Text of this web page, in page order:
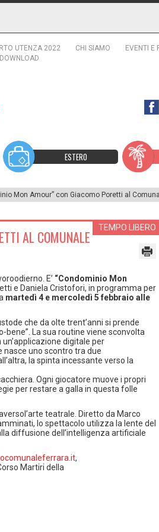
UTENZA 2022 CHI SIAMO
EVENTI E
DOWNLOAD
ESTERO
Mon Amour” con Giacomo Poretti al
TEMPO LIBERO
AL COMUNALE
E’ “Condominio Mon
e Daniela Cristofori, in programma per
martedì 4 e mercoledì 5 febbraio alle
che da olte trent’anni si prende
bene”. La sua routine viene sconvolta
digitale per
nasce uno scontro tra due
la spinta incessante verso la
Ogni giocatore muove i propri
per restare a galla in questa folle
teatrale. Diretto da Marco
lo spettacolo utilizza la lente del
diffusione dell’intelligenza artificiale
,
Martiri della